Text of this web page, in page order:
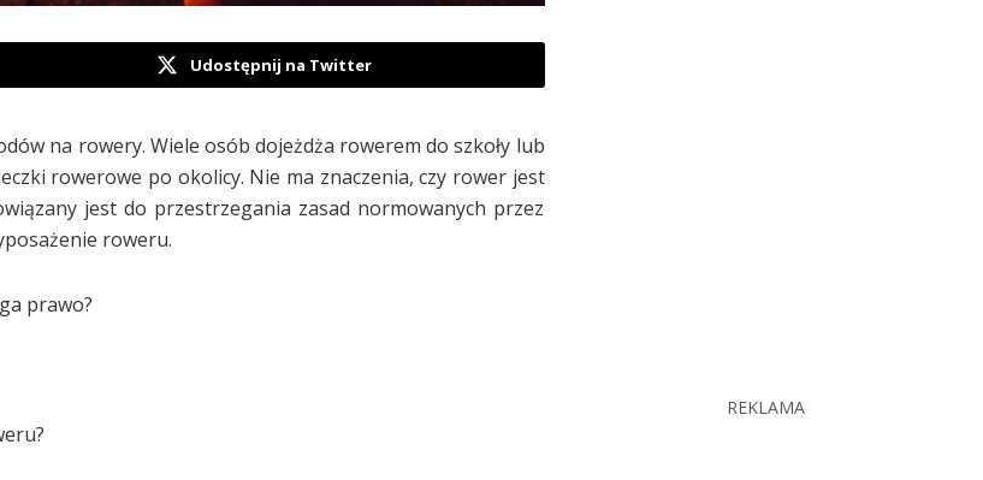
Udostępnij na Twitter
na rowery. Wiele osób dojeżdża rowerem do szkoły lub
rowerowe po okolicy. Nie ma znaczenia, czy rower jest
jest do przestrzegania zasad normowanych przez
roweru.
prawo?
REKLAMA